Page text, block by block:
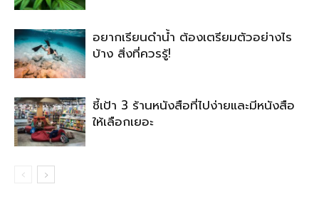
อยากเรียนดำน้ำ ต้องเตรียมตัวอย่างไร
บ้าง สิ่งที่ควรรู้!
ชี้เป้า 3 ร้านหนังสือที่ไปง่ายและมีหนังสือ
ให้เลือกเยอะ